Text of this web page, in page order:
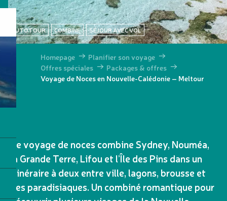
AUTOTOUR COMBINÉ SÉJOUR AVEC VOL
Homepage
Planifier son voyage
Offres spéciales
Packages & offres
Voyage de Noces en Nouvelle-Calédonie – Meltour
Ce voyage de noces combine Sydney, Nouméa,
la Grande Terre, Lifou et l’Île des Pins dans un
itinéraire à deux entre ville, lagons, brousse et
îles paradisiaques. Un combiné romantique pour